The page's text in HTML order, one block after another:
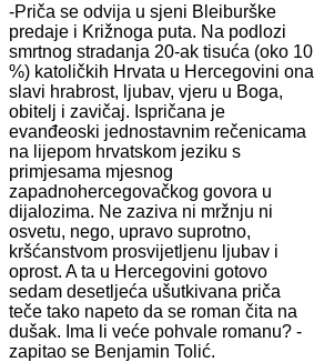
-Priča se odvija u sjeni Bleiburške
predaje i Križnoga puta. Na podlozi
smrtnog stradanja 20-ak tisuća (oko 10
%) katoličkih Hrvata u Hercegovini ona
slavi hrabrost, ljubav, vjeru u Boga,
obitelj i zavičaj. Ispričana je
evanđeoski jednostavnim rečenicama
na lijepom hrvatskom jeziku s
primjesama mjesnog
zapadnohercegovačkog govora u
dijalozima. Ne zaziva ni mržnju ni
osvetu, nego, upravo suprotno,
kršćanstvom prosvijetljenu ljubav i
oprost. A ta u Hercegovini gotovo
sedam desetljeća ušutkivana priča
teče tako napeto da se roman čita na
dušak. Ima li veće pohvale romanu? -
zapitao se Benjamin Tolić.